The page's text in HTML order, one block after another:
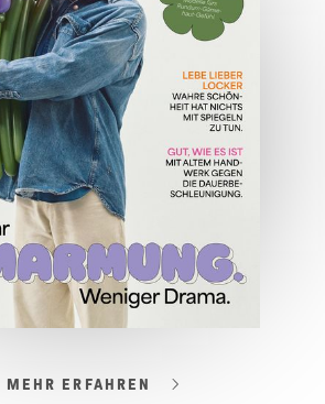
JETZT BESTELLEN
ONLINE LESEN
MEHR ERFAHREN